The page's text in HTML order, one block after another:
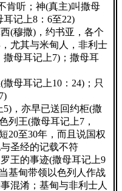
肯听；神(真主)叫撒母
记上8：6至22)
(穆撒)，约书亚，各个
尤其与米甸人，非利士
撒母耳记上7)；撒母耳
母耳记上10：24)；只
，亦早已送回约柜(撒
列王(撒母耳记上7，
20至30年，而且说国权
圣经的记载不符
王的事迹(撒母耳记上9
基甸带领以色列人作战
混淆；基甸与非利士人